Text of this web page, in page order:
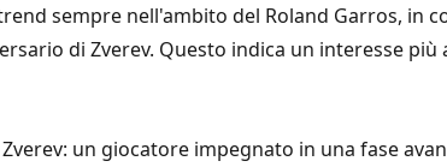
sempre nell'ambito del Roland Garros, in
di Zverev. Questo indica un interesse
un giocatore impegnato in una fase